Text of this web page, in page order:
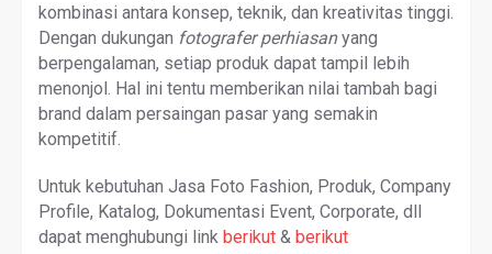
kombinasi antara konsep, teknik, dan kreativitas tinggi.
Dengan dukungan fotografer perhiasanyang
berpengalaman, setiap produk dapat tampil lebih
menonjol. Hal ini tentu memberikan nilai tambah bagi
brand dalam persaingan pasar yang semakin
kompetitif.
Untuk kebutuhan Jasa Foto Fashion, Produk, Company
Profile, Katalog, Dokumentasi Event, Corporate, dll
dapat menghubungi link berikut & berikut